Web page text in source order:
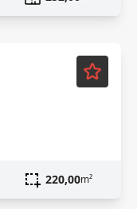
Mobiliado
220,00m²